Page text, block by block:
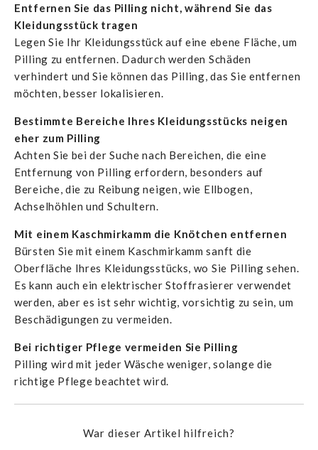
Entfernen Sie das Pilling nicht, während Sie das
Kleidungsstück tragen
Legen Sie Ihr Kleidungsstück auf eine ebene Fläche, um
Pilling zu entfernen. Dadurch werden Schäden
verhindert und Sie können das Pilling, das Sie entfernen
möchten, besser lokalisieren.
Bestimmte Bereiche Ihres Kleidungsstücks neigen
eher zum Pilling
Achten Sie bei der Suche nach Bereichen, die eine
Entfernung von Pilling erfordern, besonders auf
Bereiche, die zu Reibung neigen, wie Ellbogen,
Achselhöhlen und Schultern.
Mit einem Kaschmirkamm die Knötchen entfernen
Bürsten Sie mit einem Kaschmirkamm sanft die
Oberfläche Ihres Kleidungsstücks, wo Sie Pilling sehen.
Es kann auch ein elektrischer Stoffrasierer verwendet
werden, aber es ist sehr wichtig, vorsichtig zu sein, um
Beschädigungen zu vermeiden.
Bei richtiger Pflege vermeiden Sie Pilling
Pilling wird mit jeder Wäsche weniger, solange die
richtige Pflege beachtet wird.
War dieser Artikel hilfreich?